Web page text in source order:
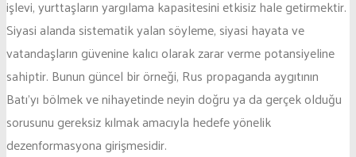
işlevi, yurttaşların yargılama kapasitesini etkisiz hale getirmektir.
Siyasi alanda sistematik yalan söyleme, siyasi hayata ve
vatandaşların güvenine kalıcı olarak zarar verme potansiyeline
sahiptir. Bunun güncel bir örneği, Rus propaganda aygıtının
Batı’yı bölmek ve nihayetinde neyin doğru ya da gerçek olduğu
sorusunu gereksiz kılmak amacıyla hedefe yönelik
dezenformasyona girişmesidir.